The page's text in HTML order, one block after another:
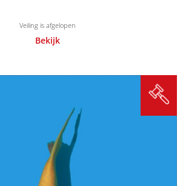
Veiling is afgelopen
Bekijk